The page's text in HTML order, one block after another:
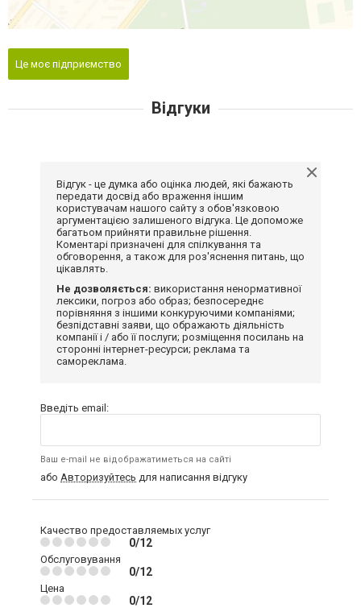
Це моє підприємство
Відгуки
Відгук - це думка або оцінка людей, які бажають
передати досвід або враження іншим
користувачам нашого сайту з обов'язковою
аргументацією залишеного відгука. Це допоможе
багатьом прийняти правильне рішення.
Коментарі призначені для спілкування та
обговорення, а також для роз'яснення питань, що
цікавлять.
Не дозволяється: використання ненормативної
лексики, погроз або образ; безпосереднє
порівняння з іншими конкуруючими компаніями;
безпідставні заяви, що ображають діяльність
компанії і / або її послуги; розміщення посилань на
сторонні інтернет-ресурси; реклама та
самореклама.
Введіть email:
Ваш e-mail не відображатиметься на сайті
або Авторизуйтесь для написання відгуку
Качество предоставляемых услуг
0/12
Обслуговування
0/12
Цена
0/12